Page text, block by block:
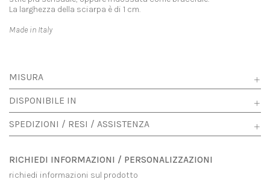
La larghezza della sciarpa è di 1 cm.
Made in Italy
MISURA
DISPONIBILE IN
SPEDIZIONI / RESI / ASSISTENZA
RICHIEDI INFORMAZIONI / PERSONALIZZAZIONI
richiedi informazioni sul prodotto